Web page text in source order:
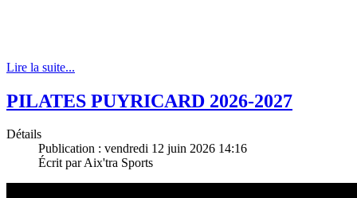
Lire la suite...
PILATES PUYRICARD 2026-2027
Détails
Publication : vendredi 12 juin 2026 14:16
Écrit par Aix'tra Sports